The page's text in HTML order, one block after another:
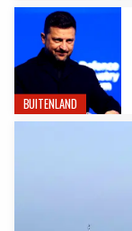
BUITENLAND